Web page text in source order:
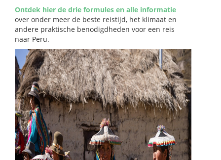
Ontdek hier de drie formules en alle informatie
over onder meer de beste reistijd, het klimaat en
andere praktische benodigdheden voor een reis
naar Peru.